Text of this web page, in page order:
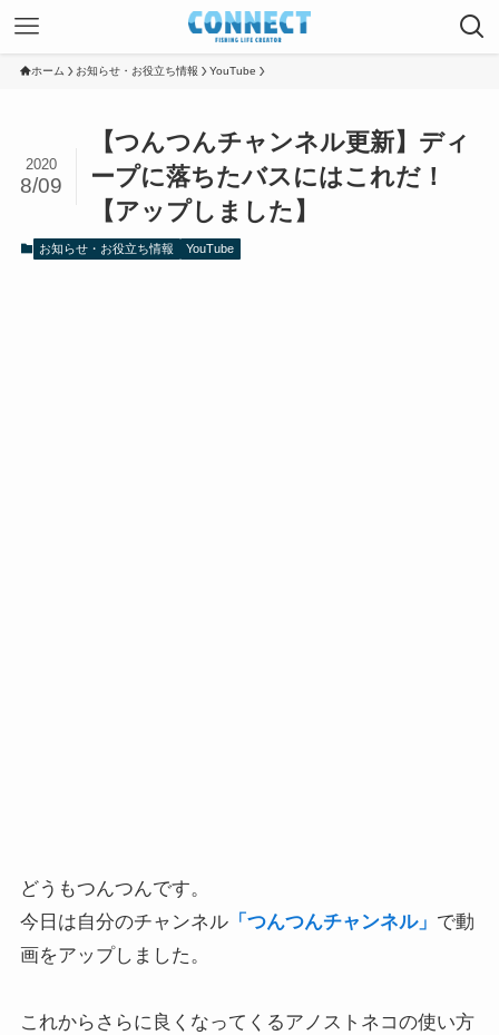
ホーム お知らせ・お役立ち情報 YouTube
【つんつんチャンネル更新】ディ
ープに落ちたバスにはこれだ！
【アップしました】
2020
8/09
お知らせ・お役立ち情報 YouTube
どうもつんつんです。
今日は自分のチャンネル「つんつんチャンネル」 で動
画をアップしました。
これからさらに良くなってくるアノストネコの使い方